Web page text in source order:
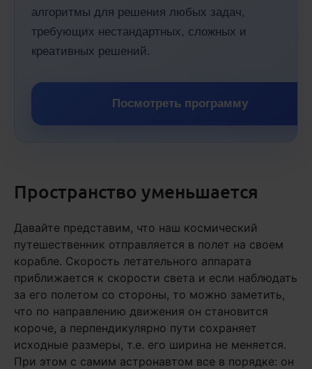
алгоритмы для решения любых задач,
требующих нестандартных, сложных и
креативных решений.
Посмотреть программу
Пространство уменьшается
Давайте представим, что наш космический
путешественник отправляется в полет на своем
корабле. Скорость летательного аппарата
приближается к скорости света и если наблюдать
за его полетом со стороны, то можно заметить,
что по направлению движения он становится
короче, а перпендикулярно пути сохраняет
исходные размеры, т.е. его ширина не меняется.
При этом с самим астронавтом все в порядке: он